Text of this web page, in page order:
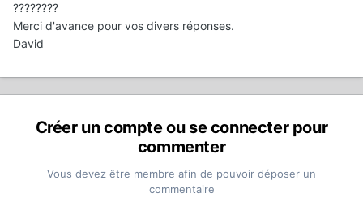
????????
Merci d'avance pour vos divers réponses.
David
Créer un compte ou se connecter pour
commenter
Vous devez être membre afin de pouvoir déposer un
commentaire